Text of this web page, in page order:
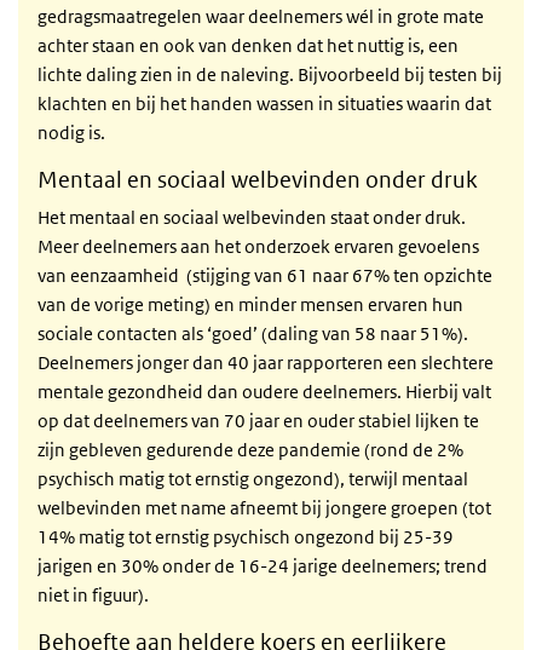
gedragsmaatregelen waar deelnemers wél in grote mate
achter staan en ook van denken dat het nuttig is, een
lichte daling zien in de naleving. Bijvoorbeeld bij testen bij
klachten en bij het handen wassen in situaties waarin dat
nodig is.
Mentaal en sociaal welbevinden onder druk
Het mentaal en sociaal welbevinden staat onder druk.
Meer deelnemers aan het onderzoek ervaren gevoelens
van eenzaamheid (stijging van 61 naar 67% ten opzichte
van de vorige meting) en minder mensen ervaren hun
sociale contacten als ‘goed’ (daling van 58 naar 51%).
Deelnemers jonger dan 40 jaar rapporteren een slechtere
mentale gezondheid dan oudere deelnemers. Hierbij valt
op dat deelnemers van 70 jaar en ouder stabiel lijken te
zijn gebleven gedurende deze pandemie (rond de 2%
psychisch matig tot ernstig ongezond), terwijl mentaal
welbevinden met name afneemt bij jongere groepen (tot
14% matig tot ernstig psychisch ongezond bij 25-39
jarigen en 30% onder de 16-24 jarige deelnemers; trend
niet in figuur).
Behoefte aan heldere koers en eerlijkere